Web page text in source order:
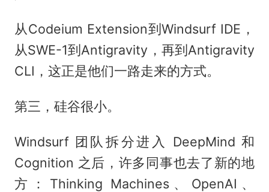
从Codeium Extension到Windsurf IDE，
从SWE-1到Antigravity，再到Antigravity
CLI，这正是他们一路走来的方式。
第三，硅谷很小。
Windsurf 团队拆分进入 DeepMind 和
Cognition 之后，许多同事也去了新的地
方：Thinking Machines、OpenAI、